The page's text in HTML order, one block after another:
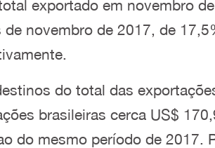
exportado em novembro
novembro de 2017, de
do total das
brasileiras cerca US$
do mesmo período de 2017.